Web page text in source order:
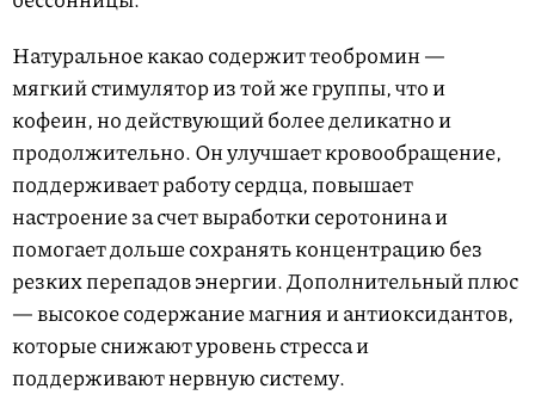
Натуральное какао содержит теобромин —
мягкий стимулятор из той же группы, что и
кофеин, но действующий более деликатно и
продолжительно. Он улучшает кровообращение,
поддерживает работу сердца, повышает
настроение за счет выработки серотонина и
помогает дольше сохранять концентрацию без
резких перепадов энергии. Дополнительный плюс
— высокое содержание магния и антиоксидантов,
которые снижают уровень стресса и
поддерживают нервную систему.